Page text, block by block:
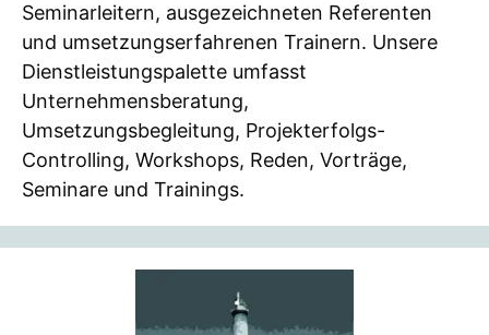
Seminarleitern, ausgezeichneten Referenten
und umsetzungserfahrenen Trainern. Unsere
Dienstleistungspalette umfasst
Unternehmensberatung,
Umsetzungsbegleitung, Projekterfolgs-
Controlling, Workshops, Reden, Vorträge,
Seminare und Trainings.